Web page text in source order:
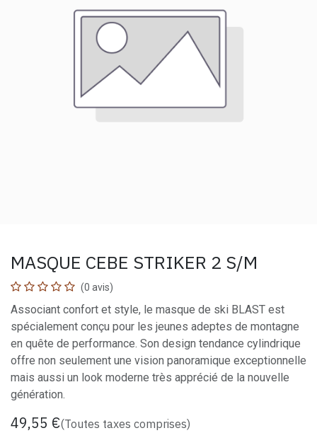
MASQUE CEBE STRIKER 2 S/M
(0 avis)
Associant confort et style, le masque de ski BLAST est
spécialement conçu pour les jeunes adeptes de montagne
en quête de performance. Son design tendance cylindrique
offre non seulement une vision panoramique exceptionnelle
mais aussi un look moderne très apprécié de la nouvelle
génération.
49,55 €(Toutes taxes comprises)